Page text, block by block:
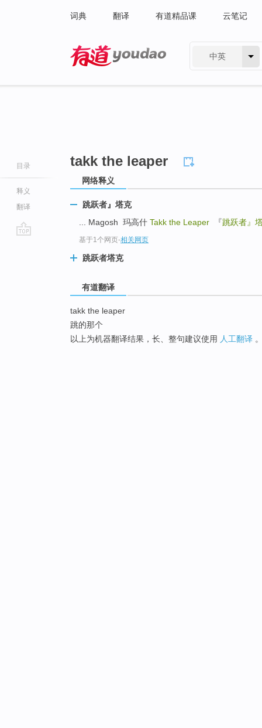
词典 翻译 有道精品课 云笔记
中英
目录
释义
翻译
takk the leaper
网络释义
跳跃者』塔克
... Magosh 玛高什 Takk the Leaper 『跳跃者』
基于1个网页-相关网页
跳跃者塔克
有道翻译
takk the leaper
跳的那个
以上为机器翻译结果，长、整句建议使用 人工翻译